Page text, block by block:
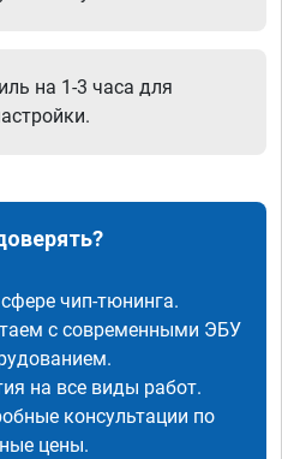
на 1-3 часа для
чип-тюнинга.
с современными ЭБУ
на все виды работ.
консультации по
цены.